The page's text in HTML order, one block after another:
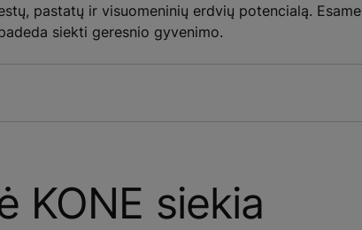
pastatų ir visuomeninių erdvių potencialą. Esame
siekti geresnio gyvenimo.
KONE siekia